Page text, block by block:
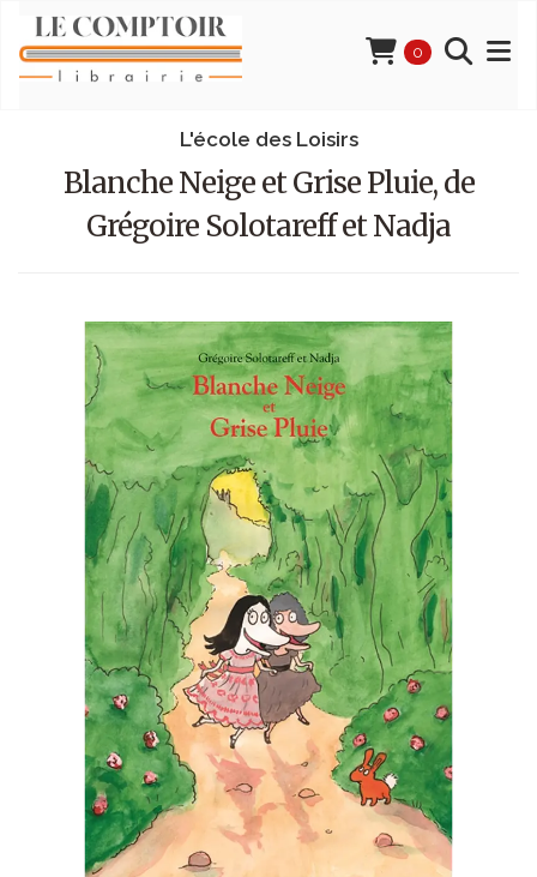
0
L'école des Loisirs
Blanche Neige et Grise Pluie, de
Grégoire Solotareff et Nadja